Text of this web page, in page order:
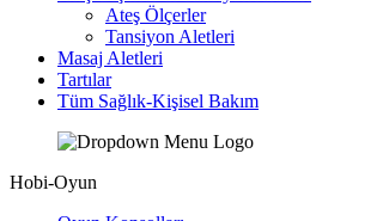
Ateş Ölçerler
Tansiyon Aletleri
Masaj Aletleri
Tartılar
Tüm Sağlık-Kişisel Bakım
Hobi-Oyun